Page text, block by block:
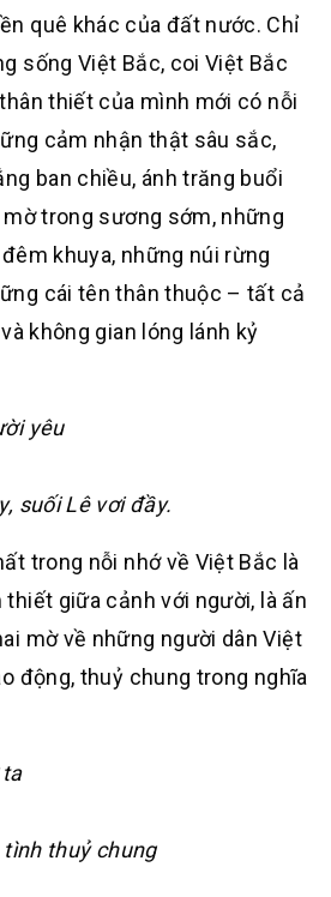
quê khác của đất nước. Chỉ
sống Việt Bắc, coi Việt Bắc
thiết của mình mới có nỗi
cảm nhận thật sâu sắc,
ban chiều, ánh trăng buổi
trong sương sớm, những
khuya, những núi rừng
cái tên thân thuộc – tất cả
không gian lóng lánh kỷ
yêu
suối Lê vơi đầy.
trong nỗi nhớ về Việt Bắc là
giữa cảnh với người, là ấn
mờ về những người dân Việt
động, thuỷ chung trong nghĩa
ta
thuỷ chung